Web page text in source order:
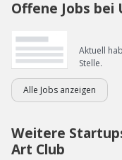
Offene Jobs bei
Aktuell
Stelle.
Alle Jobs anzeigen
Weitere
Art Club